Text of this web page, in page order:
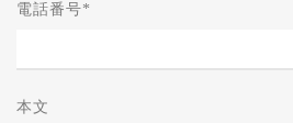
電話番号*
本文